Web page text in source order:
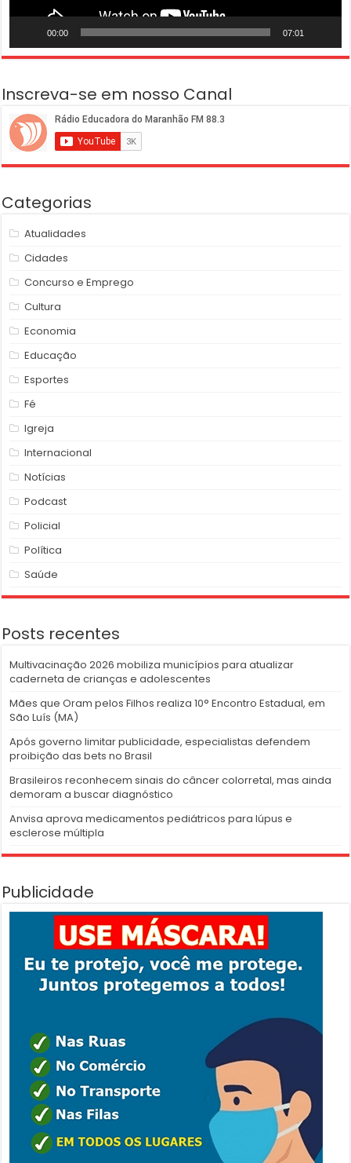
00:00 07:01
Inscreva-se em nosso Canal
Categorias
Atualidades
Cidades
Concurso e Emprego
Cultura
Economia
Educação
Esportes
Fé
Igreja
Internacional
Notícias
Podcast
Policial
Política
Saúde
Posts recentes
Multivacinação 2026 mobiliza municípios para atualizar
caderneta de crianças e adolescentes
Mães que Oram pelos Filhos realiza 10° Encontro Estadual, em
São Luís (MA)
Após governo limitar publicidade, especialistas defendem
proibição das bets no Brasil
Brasileiros reconhecem sinais do câncer colorretal, mas ainda
demoram a buscar diagnóstico
Anvisa aprova medicamentos pediátricos para lúpus e
esclerose múltipla
Publicidade